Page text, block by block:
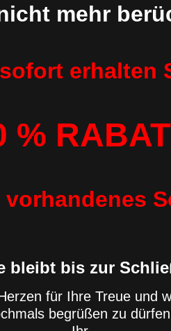
mehr
erhalten
%
bleibt bis zur
für Ihre Treue und
begrüßen zu